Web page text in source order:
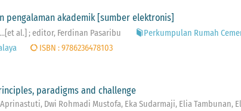
pengalaman akademik [sumber elektronis]
al.] ; editor, Ferdinan Pasaribu
Perkumpulan Rumah
ISBN : 9786236478103
paradigms and challenge
Dwi Rohmadi Mustofa, Eka Sudarmaji, Elia Tambunan,